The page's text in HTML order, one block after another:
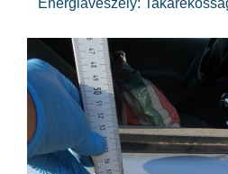
Energiaveszély: